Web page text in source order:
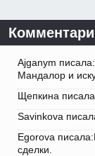
Ajganym
Мандалор и
Щепкина
Savinkova
Egorova
сделки.